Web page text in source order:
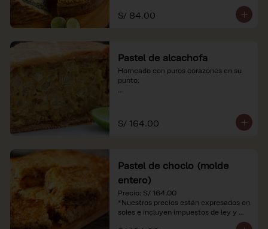
S/ 84.00
Pastel de alcachofa
Horneado con puros corazones en su
punto.
S/ 164.00
Pastel de choclo (molde
entero)
Precio: S/ 164.00
*Nuestros precios están expresados en
soles e incluyen impuestos de ley y